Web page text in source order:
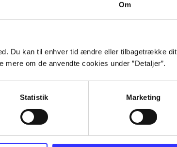
Om
Du kan til enhver tid ændre eller tilbagetrække dit
om de anvendte cookies under ”Detaljer”.
Statistik Marketing